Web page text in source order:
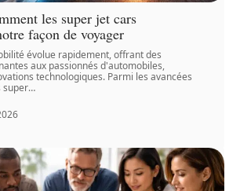
les super jet cars
façon de voyager
évolue rapidement, offrant des
aux passionnés d'automobiles,
technologiques. Parmi les avancées
super…